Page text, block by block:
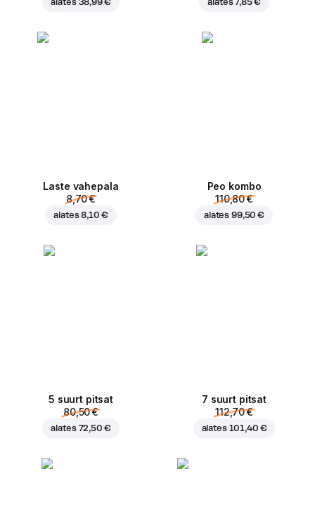
Laste vahepala
8,70 €
alates8,10 €
Peo kombo
110,80 €
alates 99,50 €
5 suurt pitsat
80,50 €
alates 72,50 €
7 suurt pitsat
112,70 €
alates 101,40 €